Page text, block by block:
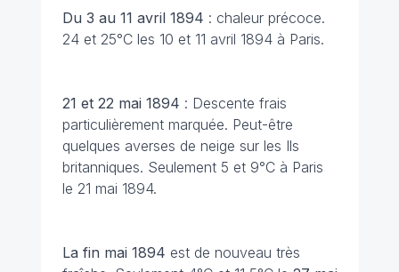
Du 3 au 11 avril 1894 : chaleur précoce.
24 et 25°C les 10 et 11 avril 1894 à Paris.
21 et 22 mai 1894 : Descente frais
particulièrement marquée. Peut-être
quelques averses de neige sur les Ils
britanniques. Seulement 5 et 9°C à Paris
le 21 mai 1894.
La fin mai 1894 est de nouveau très